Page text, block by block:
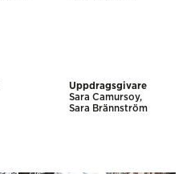
Uppdragsgivare
Sara Camursoy,
Sara Brännström